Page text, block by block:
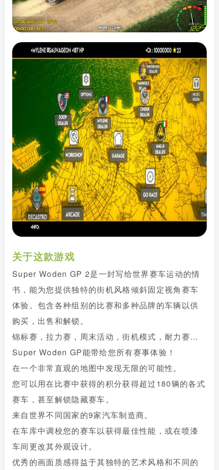
关于这款游戏
Super Woden GP 2是一封写给世界赛车运动的情
书，能为您提供独特的街机风格倾斜固定视角赛车
体验。包含各种组别的比赛和多种品牌的车辆以供
购买，出售和解锁。
锦标赛，拉力赛，周末活动，街机模式，耐力赛…
Super Woden GP能带给您所有赛事体验！
在一个非常直观的地图中发现无限的可能性。
您可以用在比赛中获得的积分获得超过180辆的各式
赛车，甚至解锁隐藏赛车。
来自世界不同国家的9家汽车制造商。
在车库中调校您的赛车以获得最佳性能，或在喷漆
车间更改其外观设计。
优秀的画面质感得益于其独特的艺术风格和不同的